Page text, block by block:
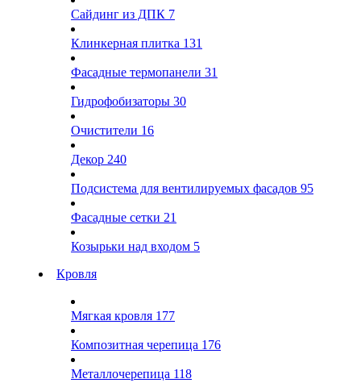
Сайдинг из ДПК 7
Клинкерная плитка 131
Фасадные термопанели 31
Гидрофобизаторы 30
Очистители 16
Декор 240
Подсистема для вентилируемых фасадов 95
Фасадные сетки 21
Козырьки над входом 5
Кровля
Мягкая кровля 177
Композитная черепица 176
Металлочерепица 118